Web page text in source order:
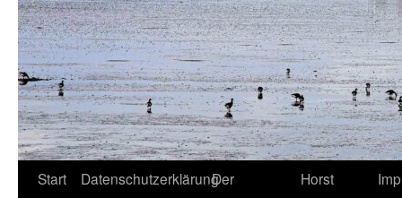
Start DatenschutzerklärungDer
Horst